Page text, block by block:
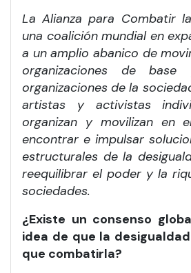
La Alianza para Combatir
una coalición mundial en
a un amplio abanico de
organizaciones de base
organizaciones de la
artistas y activistas
organizan y movilizan en
encontrar e impulsar
estructurales de la
reequilibrar el poder y la
sociedades.
¿Existe un consenso
idea de que la
que combatirla?